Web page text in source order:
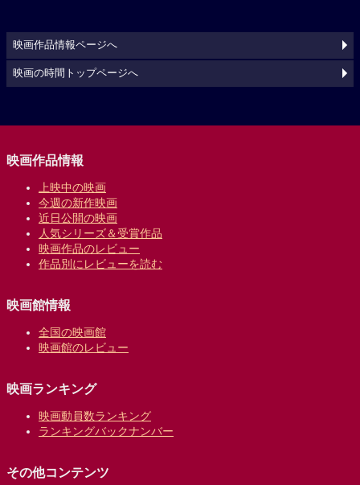
映画作品情報ページへ
映画の時間トップページへ
映画作品情報
上映中の映画
今週の新作映画
近日公開の映画
人気シリーズ＆受賞作品
映画作品のレビュー
作品別にレビューを読む
映画館情報
全国の映画館
映画館のレビュー
映画ランキング
映画動員数ランキング
ランキングバックナンバー
その他コンテンツ